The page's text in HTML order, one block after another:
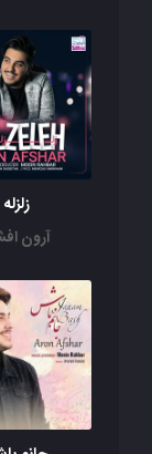
زلزله
آرون